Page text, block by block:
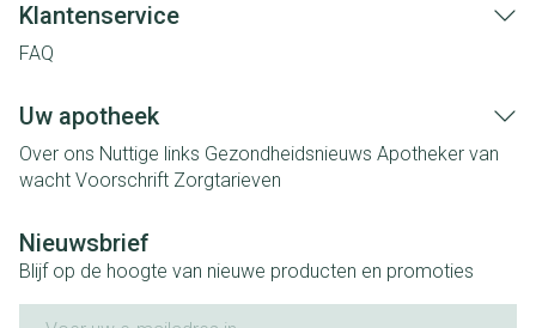
Klantenservice
FAQ
Uw apotheek
Over ons Nuttige links Gezondheidsnieuws Apotheker van
wacht Voorschrift Zorgtarieven
Nieuwsbrief
Blijf op de hoogte van nieuwe producten en promoties